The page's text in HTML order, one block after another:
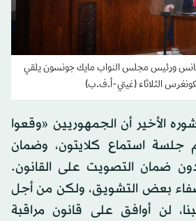
ورئيس مجلس النواب مايك جونسون يلقي
الثلاثاء (غيتي-أ.ف.ب)
الأخير أن الجمهوريين «وقعوا
استماع كلايتون، وضمان
ضمان التصويت على القانون.
بعض التشويق، ولكن من أجل
لن أوافق على قانون مراقبة